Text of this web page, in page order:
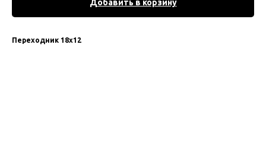
Добавить в корзину
Переходник 18х12